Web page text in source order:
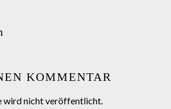
KOMMENTAR
wird nicht veröffentlicht.